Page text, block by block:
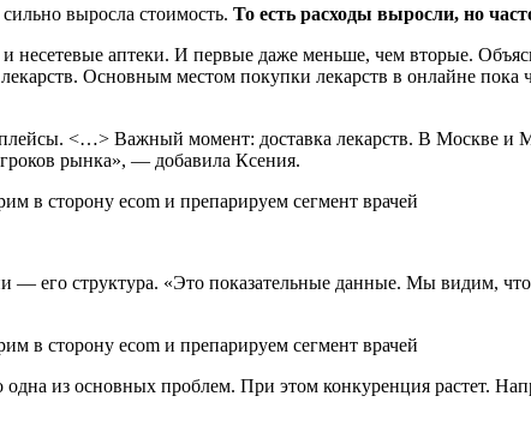
выросла стоимость. То есть расходы выросли, но
аптеки. И первые даже меньше, чем вторые.
Основным местом покупки лекарств в онлайне пока
<…> Важный момент: доставка лекарств. В Москве и
рынка», — добавила Ксения.
его структура. «Это показательные данные. Мы видим,
из основных проблем. При этом конкуренция растет.